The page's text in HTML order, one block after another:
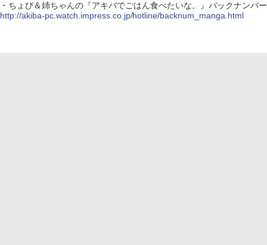
・ちょび＆姉ちゃんの『アキバでごはん食べたいな。』バックナンバー
http://akiba-pc.watch.impress.co.jp/hotline/backnum_manga.html